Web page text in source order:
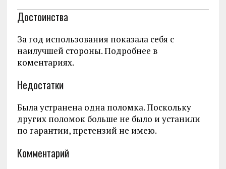
Достоинства
За год использования показала себя с
наилучшей стороны. Подробнее в
коментариях.
Недостатки
Была устранена одна поломка. Поскольку
других поломок больше не было и устанили
по гарантии, претензий не имею.
Комментарий